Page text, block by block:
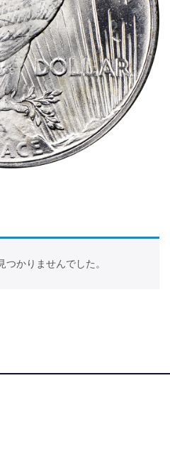
かりませんでした。